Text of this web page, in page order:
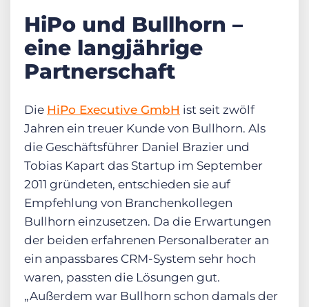
HiPo und Bullhorn –
eine langjährige
Partnerschaft
Die HiPo Executive GmbH ist seit zwölf
Jahren ein treuer Kunde von Bullhorn. Als
die Geschäftsführer Daniel Brazier und
Tobias Kapart das Startup im September
2011 gründeten, entschieden sie auf
Empfehlung von Branchenkollegen
Bullhorn einzusetzen. Da die Erwartungen
der beiden erfahrenen Personalberater an
ein anpassbares CRM-System sehr hoch
waren, passten die Lösungen gut.
„Außerdem war Bullhorn schon damals der